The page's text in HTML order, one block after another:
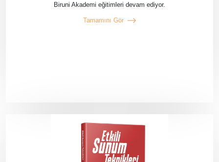
Biruni Akademi eğitimleri devam ediyor.
Tamamını Gör